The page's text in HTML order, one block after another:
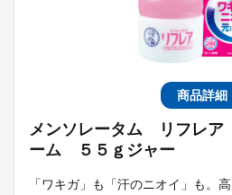
商品詳細
メンソレータム リフレア
ーム ５５ｇジャー
「ワキガ」も「汗のニオイ」も。